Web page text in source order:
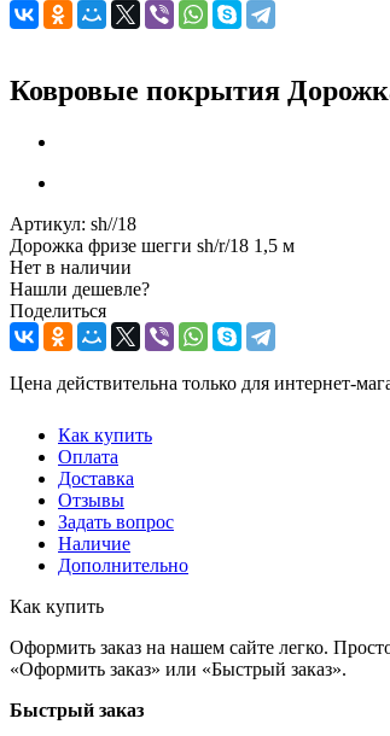
Ковровые покрытия
Артикул: sh//18
Дорожка фризе шегги sh/r/18 1,5 м
Нет в наличии
Нашли дешевле?
Поделиться
Цена действительна только для интернет-
Как купить
Оплата
Доставка
Отзывы
Задать вопрос
Наличие
Дополнительно
Как купить
Оформить заказ на нашем сайте легко.
«Оформить заказ» или «Быстрый заказ».
Быстрый заказ